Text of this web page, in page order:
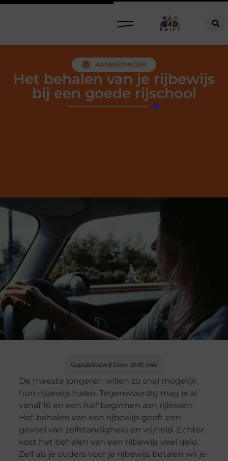
AANBIEDINGEN
Het behalen van je rijbewijs
bij een goede rijschool
Gepubliceerd Door Shift 040
De meeste jongeren willen zo snel mogelijk
hun rijbewijs halen. Tegenwoordig mag je al
vanaf 16 en een half beginnen aan rijlessen.
Het behalen van een rijbewijs geeft een
gevoel van zelfstandigheid en vrijheid. Echter
kost het behalen van een rijbewijs veel geld.
Zelf als je ouders voor je rijbewijs betalen wil je